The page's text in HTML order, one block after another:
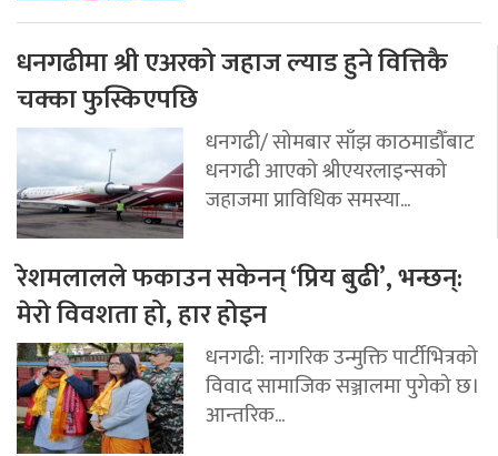
धनगढीमा श्री एअरको जहाज ल्याड हुने वित्तिकै
चक्का फुस्किएपछि
धनगढी/ सोमबार साँझ काठमाडौँबाट
धनगढी आएको श्रीएयरलाइन्सको
जहाजमा प्राविधिक समस्या...
रेशमलालले फकाउन सकेनन् ‘प्रिय बुढी’, भन्छन्:
मेरो विवशता हो, हार होइन
धनगढी: नागरिक उन्मुक्ति पार्टीभित्रको
विवाद सामाजिक सञ्जालमा पुगेको छ।
आन्तरिक...